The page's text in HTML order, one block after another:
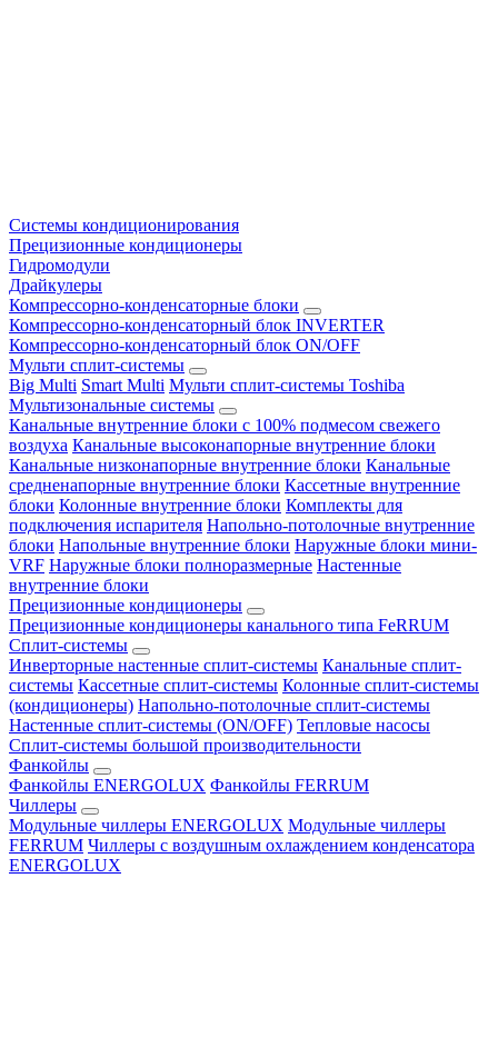
Системы кондиционирования
Прецизионные кондиционеры
Гидромодули
Драйкулеры
Компрессорно-конденсаторные блоки
Компрессорно-конденсаторный блок INVERTER
Компрессорно-конденсаторный блок ON/OFF
Мульти сплит-системы
Big Multi Smart Multi Мульти сплит-системы Toshiba
Мультизональные системы
Канальные внутренние блоки с 100% подмесом свежего
воздуха Канальные высоконапорные внутренние блоки
Канальные низконапорные внутренние блоки Канальные
средненапорные внутренние блоки Кассетные внутренние
блоки Колонные внутренние блоки Комплекты для
подключения испарителя Напольно-потолочные внутренние
блоки Напольные внутренние блоки Наружные блоки мини-
VRF Наружные блоки полноразмерные Настенные
внутренние блоки
Прецизионные кондиционеры
Прецизионные кондиционеры канального типа FeRRUM
Сплит-системы
Инверторные настенные сплит-системы Канальные сплит-
системы Кассетные сплит-системы Колонные сплит-системы
(кондиционеры) Напольно-потолочные сплит-системы
Настенные сплит-системы (ON/OFF) Тепловые насосы
Сплит-системы большой производительности
Фанкойлы
Фанкойлы ENERGOLUX Фанкойлы FERRUM
Чиллеры
Модульные чиллеры ENERGOLUX Модульные чиллеры
FERRUM Чиллеры с воздушным охлаждением конденсатора
ENERGOLUX